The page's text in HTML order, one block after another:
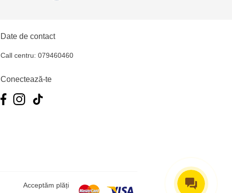
Date de contact
Call centru: 079460460
Conectează-te
Acceptăm plăți